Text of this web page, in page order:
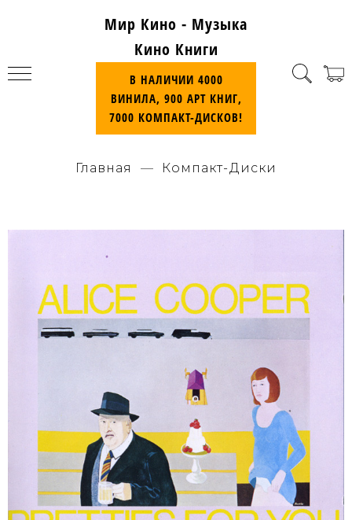
Мир Кино - Музыка
Кино Книги
В НАЛИЧИИ 4000
ВИНИЛА, 900 АРТ КНИГ,
7000 КОМПАКТ-ДИСКОВ!
Главная Компакт-Диски